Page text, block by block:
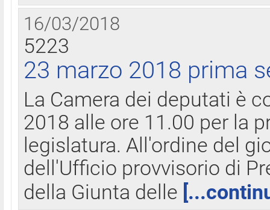
16/03/2018
5223
23 marzo 2018 prima
La Camera dei deputati è
2018 alle ore 11.00 per la
legislatura. All'ordine del
dell'Ufficio provvisorio di
della Giunta delle